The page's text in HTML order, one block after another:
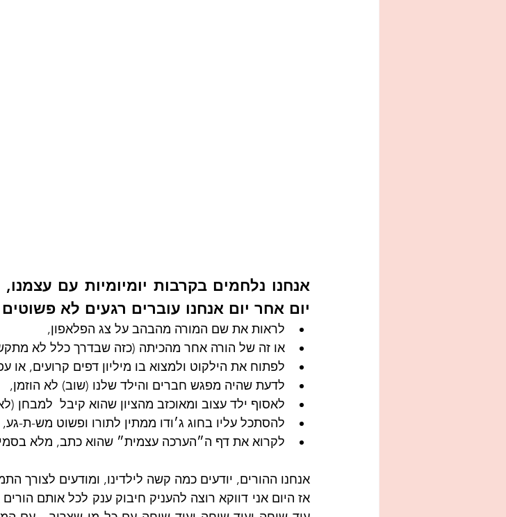
יום אחר יום אנחנו עוברים רגעים לא
לראות את שם המורה מהבהב על צג הפלאפון,
או זה של הורה אחר מהכיתה (כזה שבדרך כלל לא
לפתוח את הילקוט ולמצוא בו מיליון דפים קרועים, או
לדעת שהיה מפגש חברים והילד שלנו (שוב) לא הוזמן,
לאסוף ילד עצוב ומאוכזב מהציון שהוא קיבל
להסתכל עליו בחוג ג׳ודו ממתין לתורו ופשוט מש-ת-גע,
לקרוא את דף ה״הערכה עצמית״ שהוא כתב, מלא
אנחנו ההורים, יודעים כמה קשה לילדינו, ומודעים לצורך